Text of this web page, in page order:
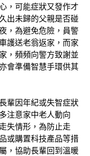
，可能症狀又發作才
出未歸的父親是否碰
，為避免危險，員警
護送老翁返家，而家
，頻頻向警方致謝並
會準備智慧手環供其
輩因年紀或失智症狀
注意家中老人動向
失情形，為防止走
或購置科技產品等措
，協助長輩回到溫暖